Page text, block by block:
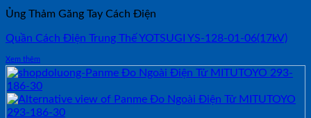
Ủng Thảm Găng Tay Cách Điện
Quần Cách Điện Trung Thế YOTSUGI YS-128-01-06(17kV)
Xem thêm